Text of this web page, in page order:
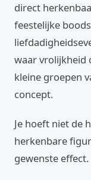
direct
feestelijke
waar vrolijkheid
kleine groepen
concept.
Je hoeft niet de
herkenbare
gewenste effect.